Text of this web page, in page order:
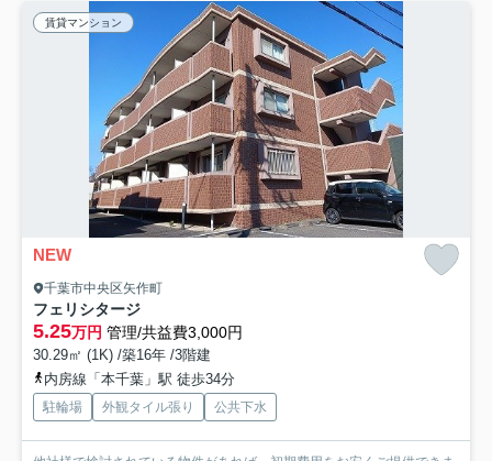
賃貸マンション
NEW
千葉市中央区矢作町
フェリシタージ
5.25万円 管理/共益費3,000円
30.29㎡ (1K) /築16年 /3階建
内房線「本千葉」駅 徒歩34分
駐輪場 外観タイル張り 公共下水